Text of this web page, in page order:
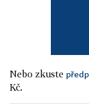
Nebo zkuste
Kč.